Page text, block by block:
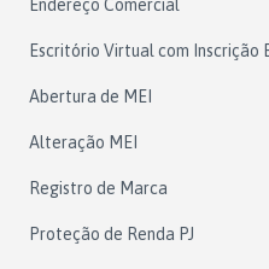
Endereço Comercial
Escritório Virtual com Inscrição
Abertura de MEI
Alteração MEI
Registro de Marca
Proteção de Renda PJ